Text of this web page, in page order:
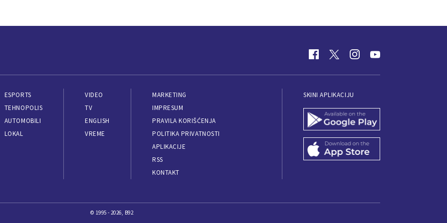
ESPORTS
TEHNOPOLIS
AUTOMOBILI
LOKAL
VIDEO
TV
ENGLISH
VREME
MARKETING
IMPRESUM
PRAVILA KORIŠĆENJA
POLITIKA PRIVATNOSTI
APLIKACIJE
RSS
KONTAKT
SKINI APLIKACIJU
© 1995 - 2026, B92